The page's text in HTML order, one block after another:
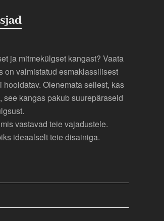
ja mitmekülgset kangast? Vaata
on valmistatud esmaklassilisest
Olenemata sellest, kas
kangas pakub suurepäraseid
vastavad teie vajadustele.
ideaalselt teie disainiga.